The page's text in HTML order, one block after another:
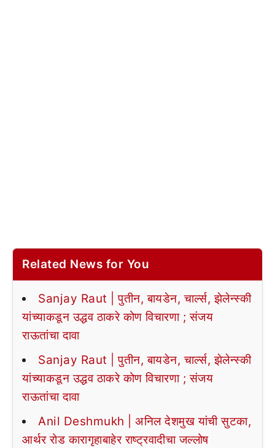
Related News for You
Sanjay Raut | पुतीन, बायडेन, चार्ल्स, झेलेन्स्की
यांच्याकडून उद्धव ठाकरे कोण विचारणा ; संजय
राऊतांचा दावा
Sanjay Raut | पुतीन, बायडेन, चार्ल्स, झेलेन्स्की
यांच्याकडून उद्धव ठाकरे कोण विचारणा ; संजय
राऊतांचा दावा
Anil Deshmukh | अनिल देशमुख यांची सुटका,
आर्थर रोड कारागृहाबाहेर राष्ट्रवादीचा जल्लोष